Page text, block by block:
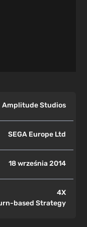
Amplitude Studios
SEGA Europe Ltd
18 września 2014
4X
based Strategy